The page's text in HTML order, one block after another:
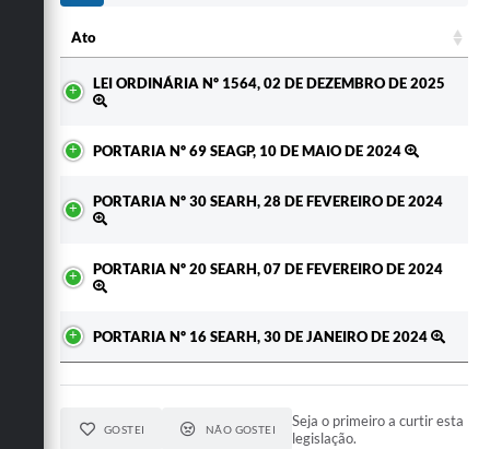
Ato
LEI ORDINÁRIA Nº 1564, 02 DE DEZEMBRO DE 2025
PORTARIA Nº 69 SEAGP, 10 DE MAIO DE 2024
PORTARIA Nº 30 SEARH, 28 DE FEVEREIRO DE 2024
PORTARIA Nº 20 SEARH, 07 DE FEVEREIRO DE 2024
PORTARIA Nº 16 SEARH, 30 DE JANEIRO DE 2024
GOSTEI NÃO GOSTEI
Seja o primeiro a curtir esta
legislação.